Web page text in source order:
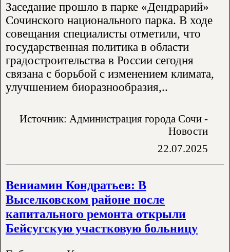
Заседание прошло в парке «Дендрарий»
Сочинского национального парка. В ходе
совещания специалисты отметили, что
государственная политика в области
градостроительства в России сегодня
связана с борьбой с изменением климата,
улучшением биоразнообразия,..
Источник: Администрация города Сочи -
Новости
22.07.2025
Вениамин Кондратьев: В
Выселковском районе после
капитального ремонта открыли
Бейсугскую участковую больницу